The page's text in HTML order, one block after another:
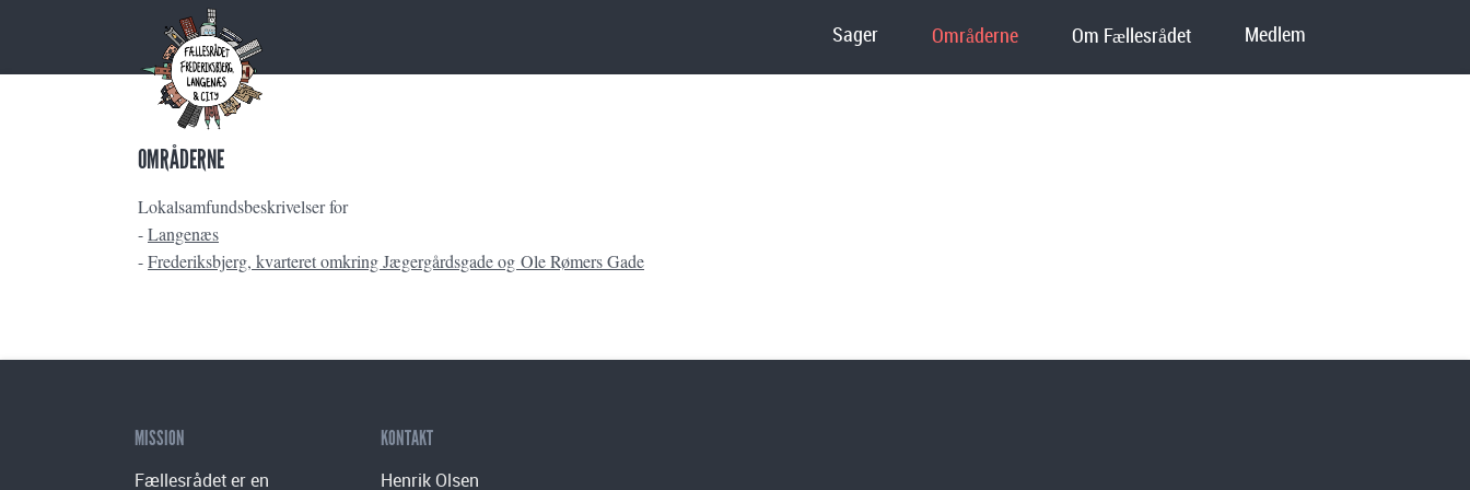
Sager Områderne Om Fællesrådet Medlem
OMRÅDERNE
Lokalsamfundsbeskrivelser for
-Langenæs
-Frederiksbjerg, kvarteret omkring Jægergårdsgade og Ole Rømers Gade
MISSION
Fællesrådet er en
KONTAKT
Henrik Olsen